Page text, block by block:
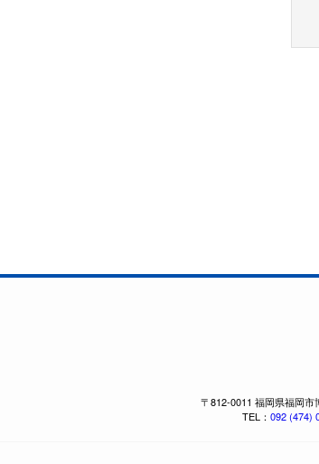
〒812-0011 福岡県福岡
TEL： 092 (474)